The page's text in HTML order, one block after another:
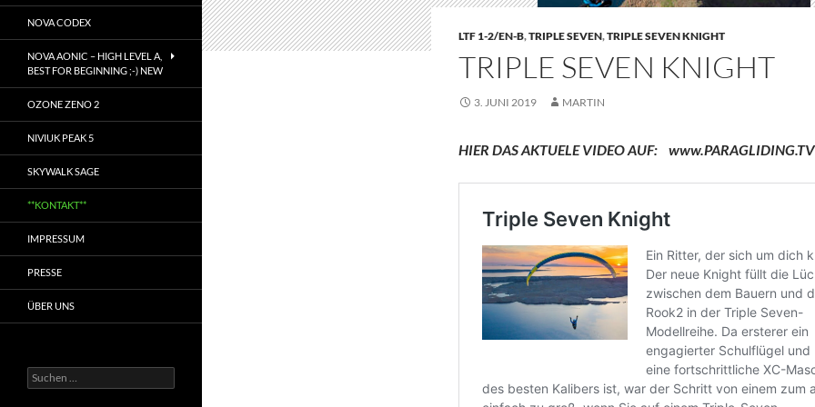
LTF 1-2/EN-B,TRIPLE SEVEN,TRIPLE SEVEN KNIGHT
TRIPLE SEVEN KNIGHT
3. JUNI 2019 MARTIN
HIER DAS AKTUELE VIDEO AUF:
NOVA CODEX
NOVA AONIC – HIGH LEVEL A,
BEST FOR BEGINNING ;-) NEW
OZONE ZENO 2
NIVIUK PEAK 5
SKYWALK SAGE
**KONTAKT**
IMPRESSUM
PRESSE
ÜBER UNS
Suchen
nach: